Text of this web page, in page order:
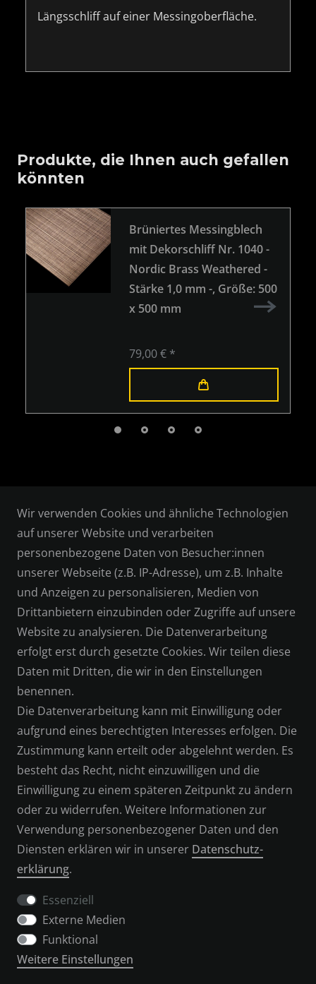
Längsschliff auf einer Messingoberfläche.
Produkte, die Ihnen auch gefallen
könnten
Brüniertes Messingblech
mit Dekorschliff Nr. 1040 -
Nordic Brass Weathered -
Stärke 1,0 mm -, Größe: 500
x 500 mm
79,00 € *
RECHTLICHES
AGB
WIDERRUFSRECHT
DATENSCHUTZERKLÄRUNG
SERVICE
KONTAKT
ZAHLUNGSARTEN
VERSAND & RETOUREN
WIDERRUFSFORMULAR
UNTERNEHMEN
Wir verwenden Cookies und ähnliche Technologien
auf unserer Website und verarbeiten
personenbezogene Daten von Besucher:innen
unserer Webseite (z.B. IP-Adresse), um z.B. Inhalte
und Anzeigen zu personalisieren, Medien von
Drittanbietern einzubinden oder Zugriffe auf unsere
Website zu analysieren. Die Datenverarbeitung
erfolgt erst durch gesetzte Cookies. Wir teilen diese
Daten mit Dritten, die wir in den Einstellungen
benennen.
Die Datenverarbeitung kann mit Einwilligung oder
aufgrund eines berechtigten Interesses erfolgen. Die
Zustimmung kann erteilt oder abgelehnt werden. Es
besteht das Recht, nicht einzuwilligen und die
Einwilligung zu einem späteren Zeitpunkt zu ändern
oder zu widerrufen. Weitere Informationen zur
Verwendung personenbezogener Daten und den
Diensten erklären wir in unserer Daten­schutz­
erklärung.
Essenziell
Externe Medien
Funktional
Weitere Einstellungen